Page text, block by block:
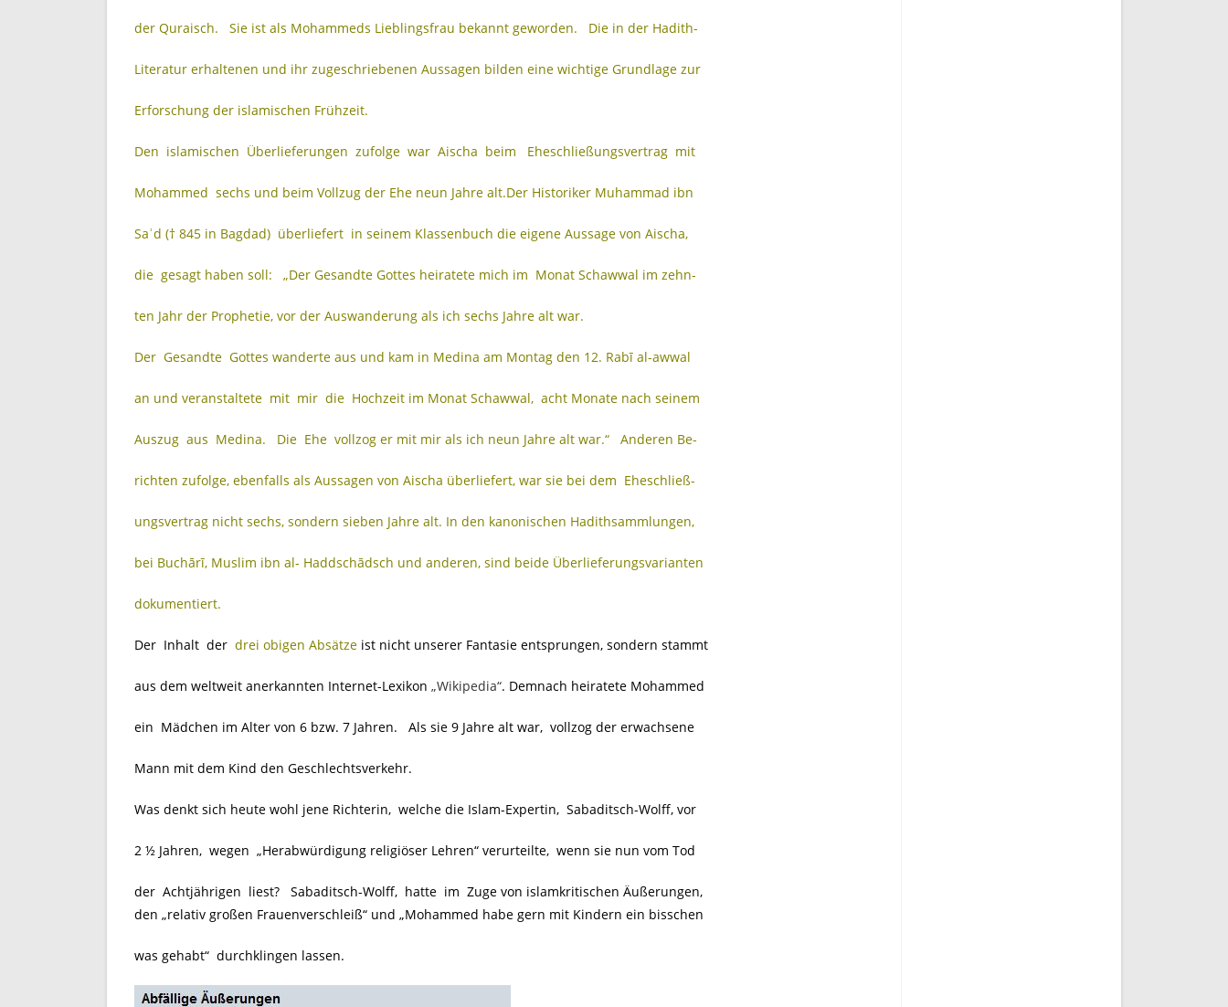
der Quraisch. Sie ist als Mohammeds Lieblingsfrau bekannt geworden. Die in der Hadith-
Literatur erhaltenen und ihr zugeschriebenen Aussagen bilden eine wichtige Grundlage zur
Erforschung der islamischen Frühzeit.
Den islamischen Überlieferungen zufolge war Aischa beim Eheschließungsvertrag mit
Mohammed sechs und beim Vollzug der Ehe neun Jahre alt.Der Historiker Muhammad ibn
Saʿd († 845 in Bagdad) überliefert in seinem Klassenbuch die eigene Aussage von Aischa,
die gesagt haben soll: „Der Gesandte Gottes heiratete mich im Monat Schawwal im zehn-
ten Jahr der Prophetie, vor der Auswanderung als ich sechs Jahre alt war.
Der Gesandte Gottes wanderte aus und kam in Medina am Montag den 12. Rabī al-awwal
an und veranstaltete mit mir die Hochzeit im Monat Schawwal, acht Monate nach seinem
Auszug aus Medina. Die Ehe vollzog er mit mir als ich neun Jahre alt war.“ Anderen Be-
richten zufolge, ebenfalls als Aussagen von Aischa überliefert, war sie bei dem Eheschließ-
ungsvertrag nicht sechs, sondern sieben Jahre alt. In den kanonischen Hadithsammlungen,
bei Buchārī, Muslim ibn al- Haddschādsch und anderen, sind beide Überlieferungsvarianten
dokumentiert.
Der Inhalt der drei obigen Absätze ist nicht unserer Fantasie entsprungen, sondern stammt
aus dem weltweit anerkannten Internet-Lexikon „Wikipedia“. Demnach heiratete Mohammed
ein Mädchen im Alter von 6 bzw. 7 Jahren. Als sie 9 Jahre alt war, vollzog der erwachsene
Mann mit dem Kind den Geschlechtsverkehr.
Was denkt sich heute wohl jene Richterin, welche die Islam-Expertin, Sabaditsch-Wolff, vor
2 ½ Jahren, wegen „Herabwürdigung religiöser Lehren“ verurteilte, wenn sie nun vom Tod
der Achtjährigen liest? Sabaditsch-Wolff, hatte im Zuge von islamkritischen Äußerungen,
den „relativ großen Frauenverschleiß“ und „Mohammed habe gern mit Kindern ein bisschen
was gehabt“ durchklingen lassen.